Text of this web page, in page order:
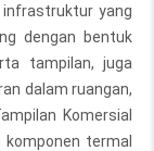
yang
dengan bentuk
tampilan, juga
dalam ruangan,
Komersial
komponen termal